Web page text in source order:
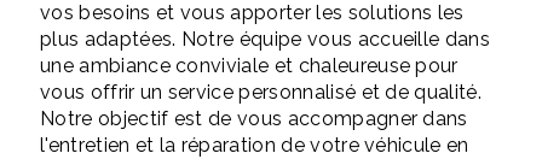
vos besoins et vous apporter les solutions les
plus adaptées. Notre équipe vous accueille dans
une ambiance conviviale et chaleureuse pour
vous offrir un service personnalisé et de qualité.
Notre objectif est de vous accompagner dans
l'entretien et la réparation de votre véhicule en